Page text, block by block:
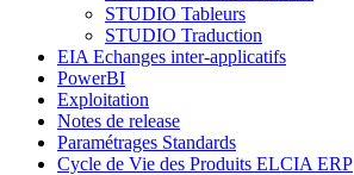
STUDIO Tableurs
STUDIO Traduction
EIA Echanges inter-applicatifs
PowerBI
Exploitation
Notes de release
Paramétrages Standards
Cycle de Vie des Produits ELCIA ERP